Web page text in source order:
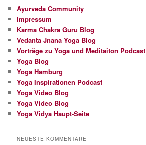
Ayurveda Community
Impressum
Karma Chakra Guru Blog
Vedanta Jnana Yoga Blog
Vorträge zu Yoga und Meditaiton Podcast
Yoga Blog
Yoga Hamburg
Yoga Inspirationen Podcast
Yoga Video Blog
Yoga Video Blog
Yoga Vidya Haupt-Seite
NEUESTE KOMMENTARE